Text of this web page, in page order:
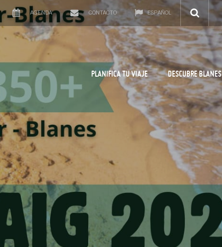
AGENDA CONTACTO ESPAÑOL
PLANIFICA TU VIAJE DESCUBRE BLANES